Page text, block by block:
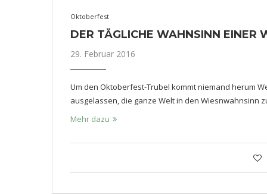
Oktoberfest
DER TÄGLICHE WAHNSINN EINER
29. Februar 2016
Um den Oktoberfest-Trubel kommt niemand herum
ausgelassen, die ganze Welt in den Wiesnwahnsinn
Mehr dazu